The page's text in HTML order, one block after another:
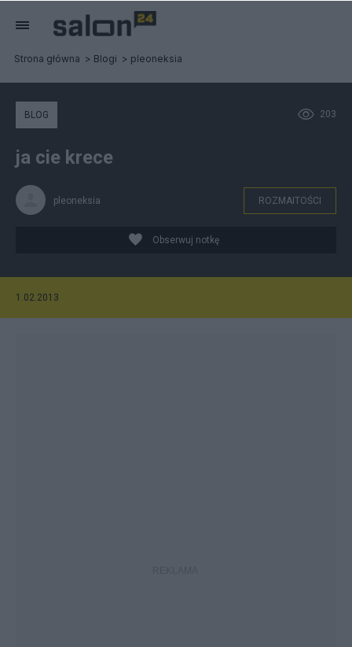
Strona główna Blogi pleoneksia
203
BLOG
ja cie krece
pleoneksia ROZMAITOŚCI
Obserwuj notkę
1.02.2013